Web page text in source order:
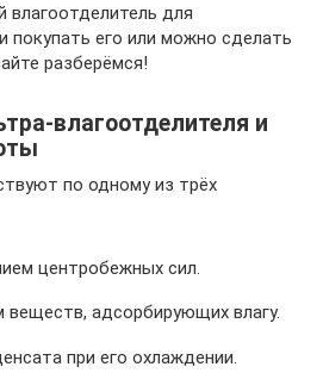
влагоотделитель для
покупать его или можно сделать
разберёмся!
влагоотделителя и
по одному из трёх
центробежных сил.
веществ, адсорбирующих влагу.
при его охлаждении.